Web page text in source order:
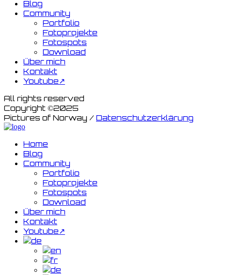
Blog
Community
Portfolio
Fotoprojekte
Fotospots
Download
Über mich
Kontakt
Youtube↗
All rights reserved
Copyright ©2025
Pictures of Norway / Datenschutzerklärung
Home
Blog
Community
Portfolio
Fotoprojekte
Fotospots
Download
Über mich
Kontakt
Youtube↗